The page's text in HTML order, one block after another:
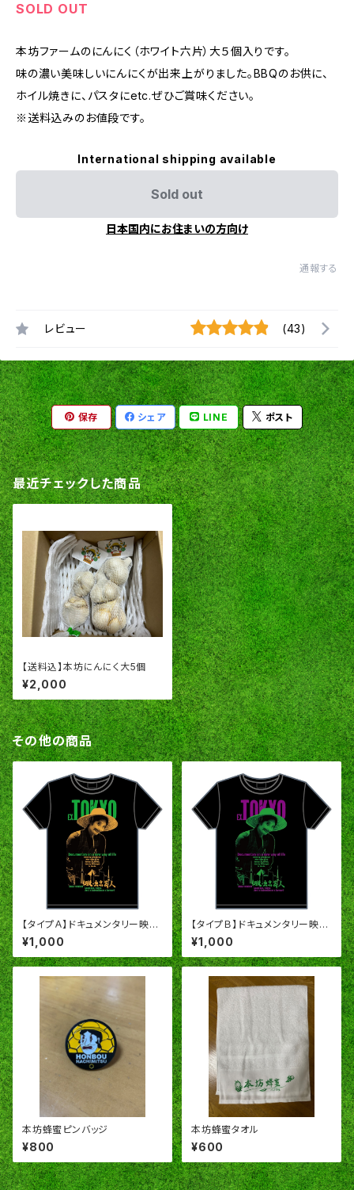
SOLD OUT
本坊ファームのにんにく（ホワイト六片）大５個入りです。
味の濃い美味しいにんにくが出来上がりました。BBQのお供に、
ホイル焼きに、パスタにetc.ぜひご賞味ください。
※送料込みのお値段です。
International shipping available
Sold out
日本国内にお住まいの方向け
通報する
レビュー (43)
保存 シェア LINE ポスト
最近チェックした商品
【送料込】本坊にんにく大5個
¥2,000
その他の商品
【タイプＡ】ドキュメンタリー映画
「脱・東京芸人」オリジナルＴシャ
ツ
¥1,000
【タイプＢ】ドキュメンタリー映画
「脱・東京芸人」オリジナルＴシャ
ツ
¥1,000
本坊蜂蜜ピンバッジ
¥800
本坊蜂蜜タオル
¥600